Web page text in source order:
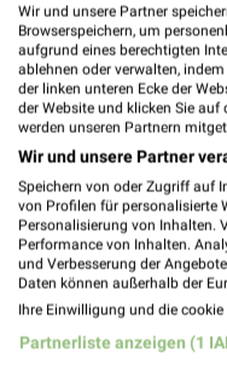
ÖPNV
Wir und unsere Partner
Browserspeichern, um
aufgrund eines berechtigten
ablehnen oder verwalten,
der linken unteren Ecke der
der Website und klicken Sie auf
werden unseren Partnern
Wir und unsere Partner
Speichern von oder Zugriff auf
von Profilen für personalisierte
Personalisierung von Inhalten.
Performance von Inhalten.
und Verbesserung der
Daten können außerhalb der
Ihre Einwilligung und die
Partnerliste anzeigen (1